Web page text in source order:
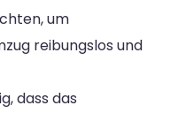
um
reibungslos und
dass das